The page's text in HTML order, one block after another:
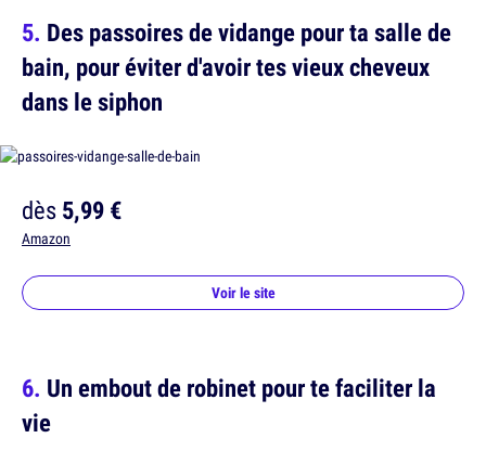
Des passoires de vidange pour ta salle de
bain, pour éviter d'avoir tes vieux cheveux
dans le siphon
dès5,99 €
Amazon
Voir le site
Un embout de robinet pour te faciliter la
vie